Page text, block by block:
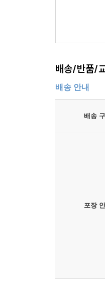
배송/반품/
배송 안내
배송
포장